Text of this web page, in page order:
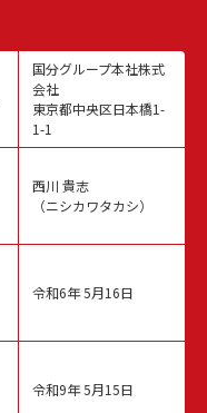
国分グループ本社株式
会社
東京都中央区日本橋1-
1-1
西川 貴志
（ニシカワタカシ）
令和6年 5月16日
令和9年 5月15日